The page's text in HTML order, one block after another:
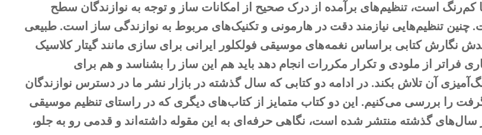
کم‌رنگ است، تنظیم‌های برآمده از درک صحیح از امکانات ساز و توجه به نوازندگان سطح
چنین تنظیم‌هایی نیازمند دقت در هارمونی و تکنیک‌های مربوط به نوازندگی ساز است. طبیعی
نگارش کتابی بر‌اساس نغمه‌های موسیقی فولکلور ایرانی برای سازی مانند گیتار کلاسیک
فراتر از ملودی و تکرار مکررات انجام دهد باید هم این ساز را بشناسد و هم برای
آن تلاش بکند. در ادامه دو کتابی که سال گذشته در بازار نشر ما در دسترس نوازندگان
را بررسی می‌کنیم. این دو کتاب متمایز از کتاب‌های دیگری که در راستای تنظیم موسیقی
در سال‌های گذشته منتشر شده است‌، نگاهی حرفه‌ای به این مقوله داشته‌‌اند و قدمی رو به جلو،